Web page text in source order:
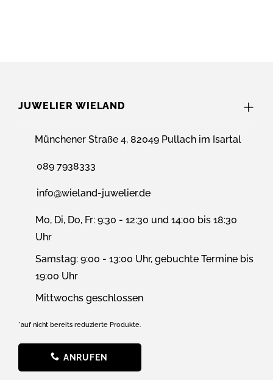
JUWELIER WIELAND
Münchener Straße 4, 82049 Pullach im Isartal
089 7938333
info@wieland-juwelier.de
Mo, Di, Do, Fr: 9:30 - 12:30 und 14:00 bis 18:30
Uhr
Samstag: 9:00 - 13:00 Uhr, gebuchte Termine bis
19:00 Uhr
Mittwochs geschlossen
*auf nicht bereits reduzierte Produkte.
ANRUFEN